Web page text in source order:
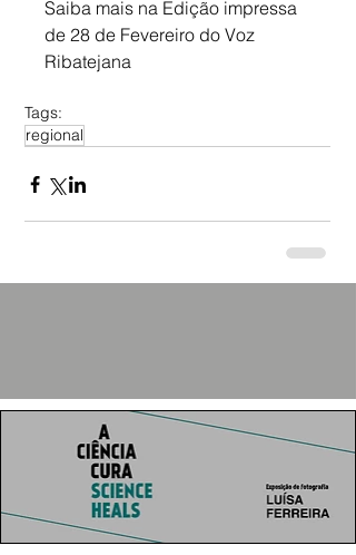
Saiba mais na Edição impressa
de 28 de Fevereiro do Voz
Ribatejana
Tags:
regional